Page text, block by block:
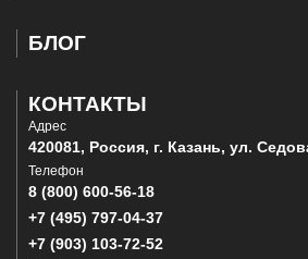
БЛОГ
КОНТАКТЫ
Адрес
420081, Россия, г. Казань, ул.
Телефон
8 (800) 600-56-18
+7 (495) 797-04-37
+7 (903) 103-72-52